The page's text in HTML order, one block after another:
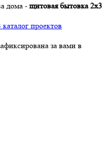
дома - щитовая бытовка 2х3
проектов
за вами в